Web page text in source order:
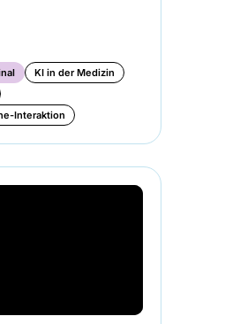
KI in der Medizin
Interaktion